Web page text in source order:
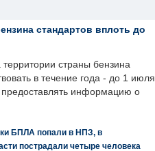
стандартов вплоть до
страны бензина
в течение года - до 1 июля
предоставлять информацию о
БПЛА попали в НПЗ, в
пострадали четыре человека